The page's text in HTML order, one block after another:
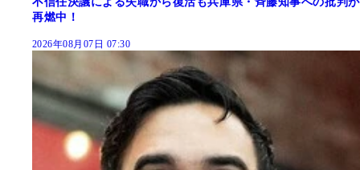
再燃中！
2026年08月07日 07:30